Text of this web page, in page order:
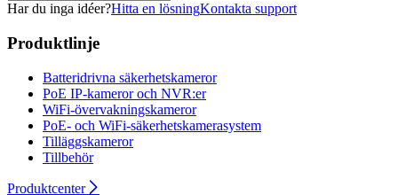
Har du inga idéer?Hitta en lösningKontakta support
Produktlinje
Batteridrivna säkerhetskameror
PoE IP-kameror och NVR:er
WiFi-övervakningskameror
PoE- och WiFi-säkerhetskamerasystem
Tilläggskameror
Tillbehör
Produktcenter